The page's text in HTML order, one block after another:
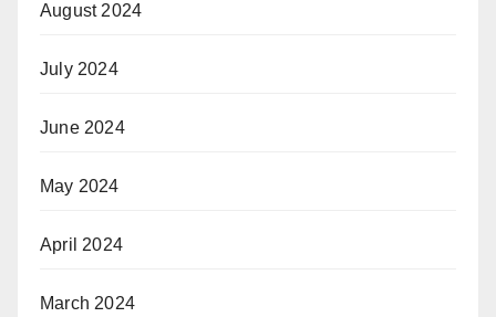
August 2024
July 2024
June 2024
May 2024
April 2024
March 2024